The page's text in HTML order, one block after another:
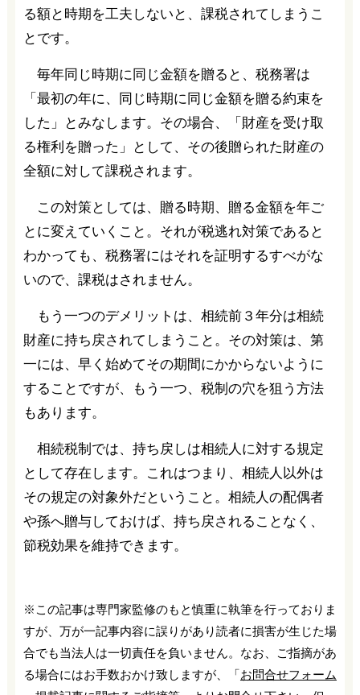
る額と時期を工夫しないと、課税されてしまうこ
とです。
毎年同じ時期に同じ金額を贈ると、税務署は
「最初の年に、同じ時期に同じ金額を贈る約束を
した」とみなします。その場合、「財産を受け取
る権利を贈った」として、その後贈られた財産の
全額に対して課税されます。
この対策としては、贈る時期、贈る金額を年ご
とに変えていくこと。それが税逃れ対策であると
わかっても、税務署にはそれを証明するすべがな
いので、課税はされません。
もう一つのデメリットは、相続前３年分は相続
財産に持ち戻されてしまうこと。その対策は、第
一には、早く始めてその期間にかからないように
することですが、もう一つ、税制の穴を狙う方法
もあります。
相続税制では、持ち戻しは相続人に対する規定
として存在します。これはつまり、相続人以外は
その規定の対象外だということ。相続人の配偶者
や孫へ贈与しておけば、持ち戻されることなく、
節税効果を維持できます。
※この記事は専門家監修のもと慎重に執筆を行っておりま
すが、万が一記事内容に誤りがあり読者に損害が生じた場
合でも当法人は一切責任を負いません。なお、ご指摘があ
る場合にはお手数おかけ致しますが、「お問合せフォーム